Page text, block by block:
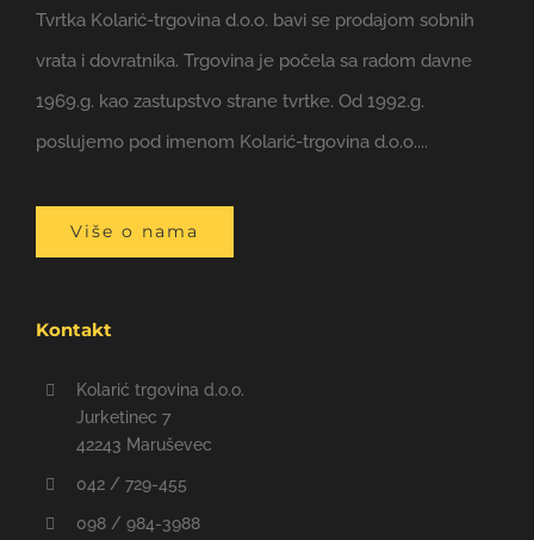
Tvrtka Kolarić-trgovina d.o.o. bavi se prodajom sobnih
vrata i dovratnika. Trgovina je počela sa radom davne
1969.g. kao zastupstvo strane tvrtke. Od 1992.g.
poslujemo pod imenom Kolarić-trgovina d.o.o....
Više o nama
Kontakt
Kolarić trgovina d.o.o.
Jurketinec 7
42243 Maruševec
042 / 729-455
098 / 984-3988